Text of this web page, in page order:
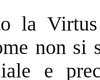
la
non si
e